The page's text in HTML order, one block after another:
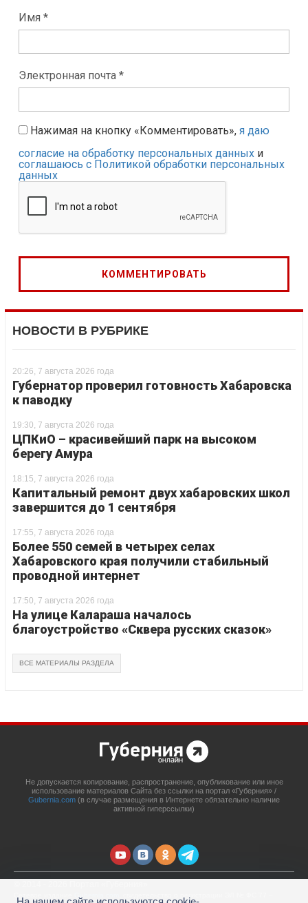
Имя *
Электронная почта *
Нажимая на кнопку «Комментировать», я даю
согласие на обработку персональных данных и
соглашаюсь с Политикой обработки персональных
данных
НОВОСТИ В РУБРИКЕ
20:26, 7 августа 2026 года
Губернатор проверил готовность Хабаровска
к паводку
19:30, 7 августа 2026 года
ЦПКиО – красивейший парк на высоком
берегу Амура
18:15, 7 августа 2026 года
Капитальный ремонт двух хабаровских школ
завершится до 1 сентября
17:55, 7 августа 2026 года
Более 550 семей в четырех селах
Хабаровского края получили стабильный
проводной интернет
17:50, 7 августа 2026 года
На улице Калараша началось
благоустройство «Сквера русских сказок»
ВСЕ МАТЕРИАЛЫ РАЗДЕЛА
Не допускается копирование, распространение, опубликование или иное
использование материалов Сайта без ссылки на портал «Губерния» /
Gubernia.com (в случае размещения в Интернете обязательно наличие
активной гиперссылки)